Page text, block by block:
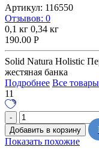
Артикул: 116550
Отзывов: 0
0,1 кг 0,34 кг
190.00 Р
Solid Natura Holistic
жестяная банка
Подробнее Все
11
Добавить в корзину
Показать похожие